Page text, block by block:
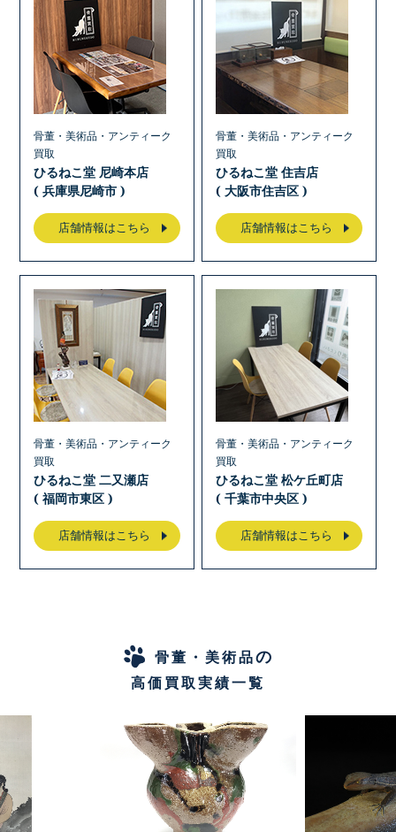
骨董・美術品・アンティーク
買取
ひるねこ堂 尼崎本店
( 兵庫県尼崎市 )
店舗情報はこちら
骨董・美術品・アンティーク
買取
ひるねこ堂 住吉店
( 大阪市住吉区 )
店舗情報はこちら
骨董・美術品・アンティーク
買取
ひるねこ堂 二又瀬店
( 福岡市東区 )
店舗情報はこちら
骨董・美術品・アンティーク
買取
ひるねこ堂 松ケ丘町店
( 千葉市中央区 )
店舗情報はこちら
骨董・美術品の
高価買取実績一覧